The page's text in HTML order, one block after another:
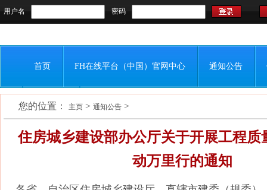
用户名 密码
首页 FH在线平台（中国）官网中心 通知公告
会员之窗 联系我们
您的位置： 主页 > 通知公告 >
住房城乡建设部办公厅关于开展工程质
动万里行的通知